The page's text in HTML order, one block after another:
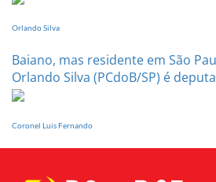
Orlando Silva
Baiano, mas residente em São
Orlando Silva (PCdoB/SP) é
Coronel Luis Fernando